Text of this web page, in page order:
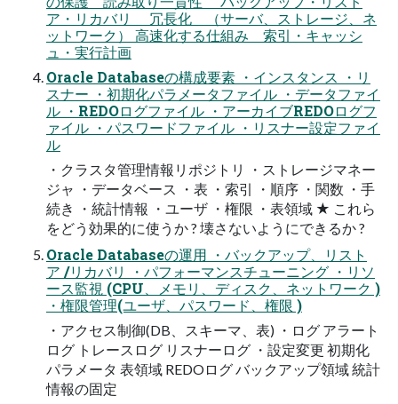
ア・リカバリ 冗長化 （サーバ、ストレージ、ネ
ットワーク） 高速化する仕組み 索引・キャッシ
ュ・実行計画
Oracle Databaseの構成要素 ・インスタンス ・リ
スナー ・初期化パラメータファイル ・データファイ
ル ・REDOログファイル ・アーカイブREDOログフ
ァイル ・パスワードファイル ・リスナー設定ファイ
ル
・クラスタ管理情報リポジトリ ・ストレージマネー
ジャ ・データベース ・表 ・索引 ・順序 ・関数 ・手
続き ・統計情報 ・ユーザ ・権限 ・表領域 ★ これら
をどう効果的に使うか ? 壊さないようにできるか ?
Oracle Databaseの運用 ・バックアップ、リスト
ア /リカバリ ・パフォーマンスチューニング ・リソ
ース監視 (CPU、メモリ、ディスク、ネットワーク )
・権限管理(ユーザ、パスワード、権限 )
・アクセス制御(DB、スキーマ、表) ・ログ アラート
ログ トレースログ リスナーログ ・設定変更 初期化
パラメータ 表領域 REDOログ バックアップ領域 統計
情報の固定